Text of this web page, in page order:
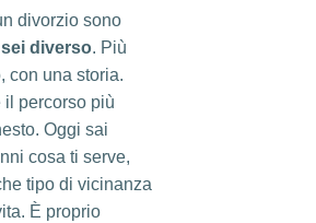
divorzio sono
diverso. Più
con una storia.
il percorso più
Oggi sai
cosa ti serve,
tipo di vicinanza
È proprio